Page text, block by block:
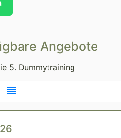
Angebote
5. Dummytraining
reorder